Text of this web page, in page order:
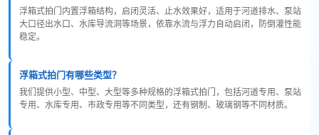
浮箱式拍门内置浮箱结构，启闭灵活、止水效果好，适用于河道排水、泵站
大口径出水口、水库导流洞等场景，依靠水流与浮力自动启闭，防倒灌性能
稳定。
浮箱式拍门有哪些类型？
我们提供小型、中型、大型等多种规格的浮箱式拍门，包括河道专用、泵站
专用、水库专用、市政专用等不同类型，还有钢制、玻璃钢等不同材质。